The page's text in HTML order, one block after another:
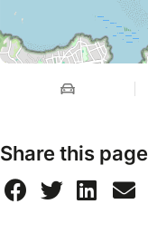
Share this page